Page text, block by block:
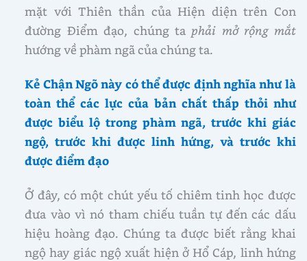
mặt với Thiên thần của Hiện diện trên Con
đường Điểm đạo, chúng ta phải mở rộng mắt
hướng về phàm ngã của chúng ta.
Kẻ Chận Ngõ này có thể được định nghĩa như là
toàn thể các lực của bản chất thấp thỏi như
được biểu lộ trong phàm ngã, trước khi giác
ngộ, trước khi được linh hứng, và trước khi
được điểm đạo
Ở đây, có một chút yếu tố chiêm tinh học được
đưa vào vì nó tham chiếu tuần tự đến các dấu
hiệu hoàng đạo. Chúng ta được biết rằng khai
ngộ hay giác ngộ xuất hiện ở Hổ Cáp, linh hứng